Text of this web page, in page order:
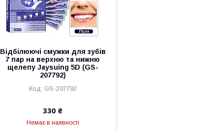
Відбілюючі смужки для зубів
7 пар на верхню та нижню
щелепу Jaysuing 5D (GS-
207792)
GS-207792
330 ₴
Немає в наявності